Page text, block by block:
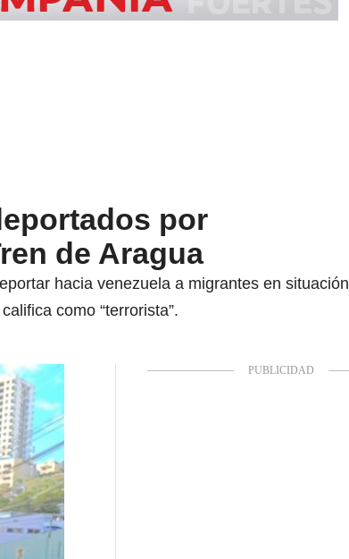
por
de Aragua
hacia venezuela a migrantes en situación
como “terrorista”.